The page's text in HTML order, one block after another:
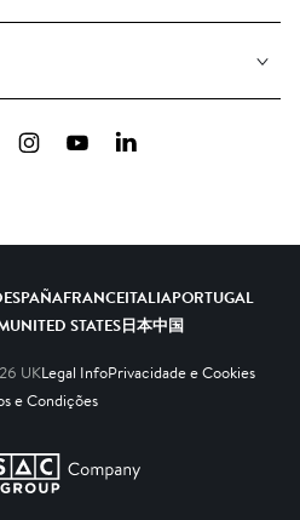
InstagramYouTubeLinkedIn
ESPAÑAFRANCEITALIAPORTUGAL
UNITED STATES日本中国
UKLegal InfoPrivacidade e Cookies
e Condições
A SESAC Company